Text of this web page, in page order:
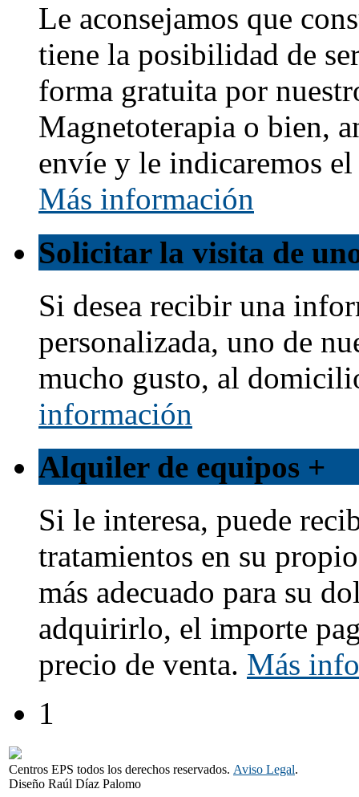
Le aconsejamos que
tiene la posibilidad de
forma gratuita por
Magnetoterapia o bien,
envíe y le indicaremos
Más información
Solicitar la visita de
Si desea recibir una
personalizada, uno de
mucho gusto, al
información
Alquiler de equipos +
Si le interesa, puede
tratamientos en su
más adecuado para su
adquirirlo, el importe
precio de venta. Más
1
Centros EPS todos los derechos reservados. Aviso Legal.
Diseño Raúl Díaz Palomo